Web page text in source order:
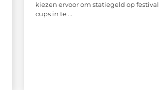
kiezen ervoor om statiegeld op festival
cups in te ...